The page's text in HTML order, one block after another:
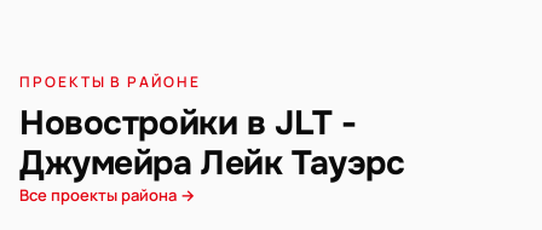
ПРОЕКТЫ В РАЙОНЕ
Новостройки в JLT -
Джумейра Лейк Тауэрс
Все проекты района →